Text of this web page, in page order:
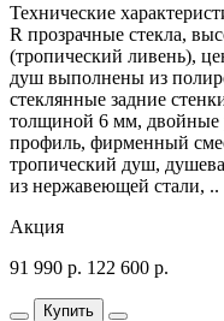
Технические
R прозрачные стекла,
(тропический ливень),
душ выполнены из
стеклянные задние
толщиной 6 мм, двойные
профиль, фирменный
тропический душ,
из нержавеющей стали, ..
Акция
91 990 р. 122 600 р.
Купить